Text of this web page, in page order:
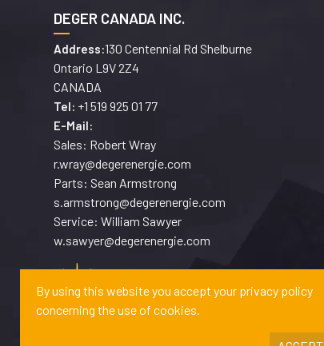
By using this website you accept your privacy policy
concerning the use of cookies.
DEGER CANADA INC.
Address:130 Centennial Rd Shelburne
Ontario L9V 2Z4
CANADA
Tel: +1 519 925 01 77
E-Mail:
Sales: Robert Wray
r.wray@degerenergie.com
Parts: Sean Armstrong
s.armstrong@degerenergie.com
Service: William Sawyer
w.sawyer@degerenergie.com